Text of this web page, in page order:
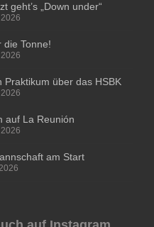
geht’s „Down under“
die Tonne!
Praktikum über das HSBK
auf La Reunión
am Start